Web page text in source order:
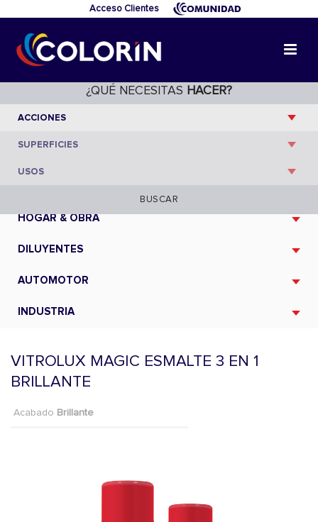
Acceso Clientes
¿QUÉ NECESITAS HACER?
BUSCAR
HOGAR & OBRA
DILUYENTES
AUTOMOTOR
INDUSTRIA
VITROLUX MAGIC ESMALTE 3 EN 1
BRILLANTE
Acabado Brillante